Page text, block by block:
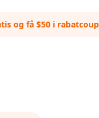
og få $50 i